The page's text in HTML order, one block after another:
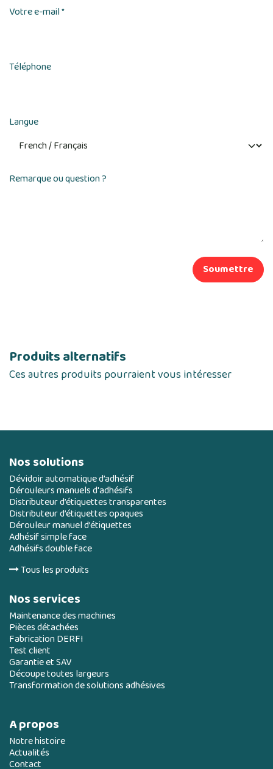
Votre e-mail*
Téléphone
Langue
Remarque ou question ?
Soumettre
Produits alternatifs
Ces autres produits pourraient vous intéresser
Nos solutions
Dévidoir automatique d’adhésif
Dérouleurs manuels d'adhésifs
Distributeur d’étiquettes transparentes
Distributeur d’étiquettes opaques
Dérouleur manuel d’étiquettes
Adhésif simple face
Adhésifs double face
Tous les produits
Nos services
Maintenance des machines
Pièces détachées
Fabrication DERFI
Test client
Garantie et SAV
Découpe toutes largeurs
Transformation de solutions adhésives
A propos
Notre histoire
Actualités
Contact